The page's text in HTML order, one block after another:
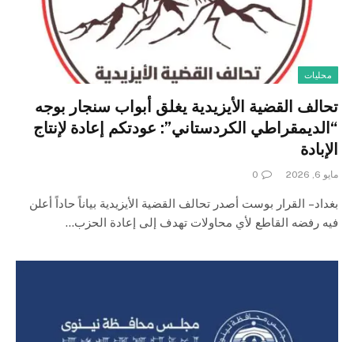
محليات
تحالف القضية الأيزيدية يغلق أبواب سنجار بوجه
“الديمقراطي الكردستاني”: عودتكم إعادة لإنتاج
الإبادة
مايو 6, 2026 0
بغداد – القرار بوست أصدر تحالف القضية الأيزيدية بياناً حاداً أعلن
فيه رفضه القاطع لأي محاولات تهدف إلى إعادة الحزب…